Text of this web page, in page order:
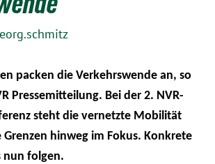
packen die Verkehrswende an, so
Pressemitteilung. Bei der 2. NVR-
steht die vernetzte Mobilität
hinweg im Fokus. Konkrete
nun folgen.